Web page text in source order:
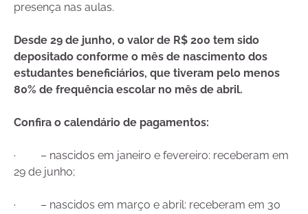
presença nas aulas.
Desde 29 de junho, o valor de R$ 200 tem sido
depositado conforme o mês de nascimento dos
estudantes beneficiários, que tiveram pelo menos
80% de frequência escolar no mês de abril.
Confira o calendário de pagamentos:
· – nascidos em janeiro e fevereiro: receberam em
29 de junho;
· – nascidos em março e abril: receberam em 30